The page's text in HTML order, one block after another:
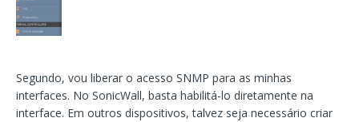
Segundo, vou liberar o acesso SNMP para as minhas
interfaces. No SonicWall, basta habilitá-lo diretamente na
interface. Em outros dispositivos, talvez seja necessário criar